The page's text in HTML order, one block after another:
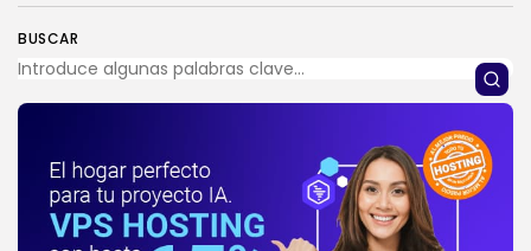
BUSCAR